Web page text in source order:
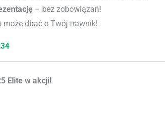
– bez zobowiązań!
może dbać o Twój trawnik!
Elite w akcji!